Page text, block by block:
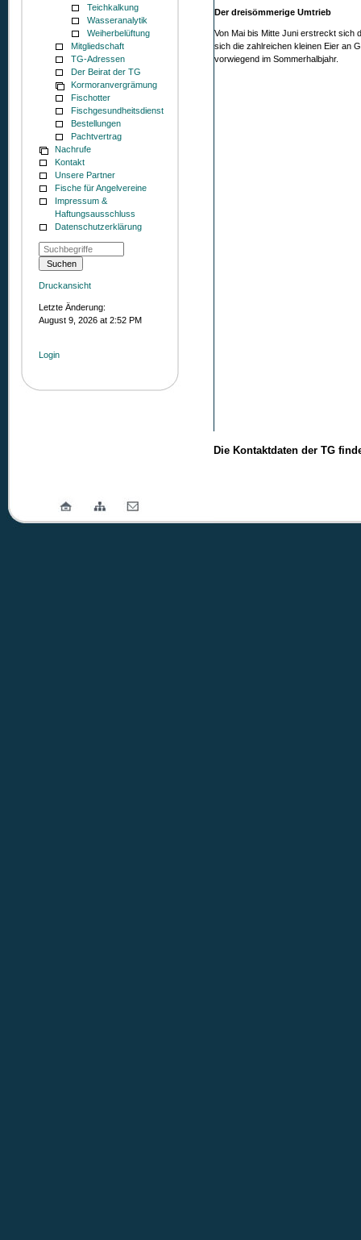
Teichkalkung
Wasseranalytik
Weiherbelüftung
Mitgliedschaft
TG-Adressen
Der Beirat der TG
Kormoranvergrämung
Fischotter
Fischgesundheitsdienst
Bestellungen
Pachtvertrag
Nachrufe
Kontakt
Unsere Partner
Fische für Angelvereine
Impressum &
Haftungsausschluss
Datenschutzerklärung
Druckansicht
Letzte Änderung:
August 9, 2026 at 2:52 PM
Login
Der dreisömmerige Umtrieb
Von Mai bis Mitte Juni erstreckt sich
sich die zahlreichen kleinen Eier an
vorwiegend im Sommerhalbjahr.
Die Kontaktdaten der TG